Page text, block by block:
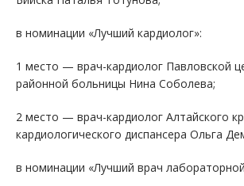
в номинации «Лучший кардиолог»:
1 место — врач-кардиолог Павловской
районной больницы Нина Соболева;
2 место — врач-кардиолог Алтайского
кардиологического диспансера Ольга
в номинации «Лучший врач